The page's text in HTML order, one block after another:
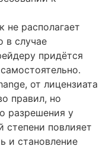
не располагает
в случае
придётся
от лицензиата
правил, но
разрешения у
степени повлияет
и становление